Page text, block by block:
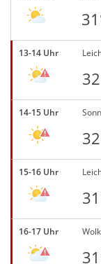
13-14 Uhr
14-15 Uhr
15-16 Uhr
16-17 Uhr